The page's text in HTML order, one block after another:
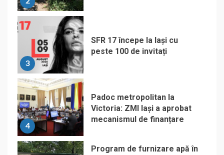
3
SFR 17 începe la Iași cu
peste 100 de invitați
4
Padoc metropolitan la
Victoria: ZMI Iași a aprobat
mecanismul de finanțare
Program de furnizare apă în